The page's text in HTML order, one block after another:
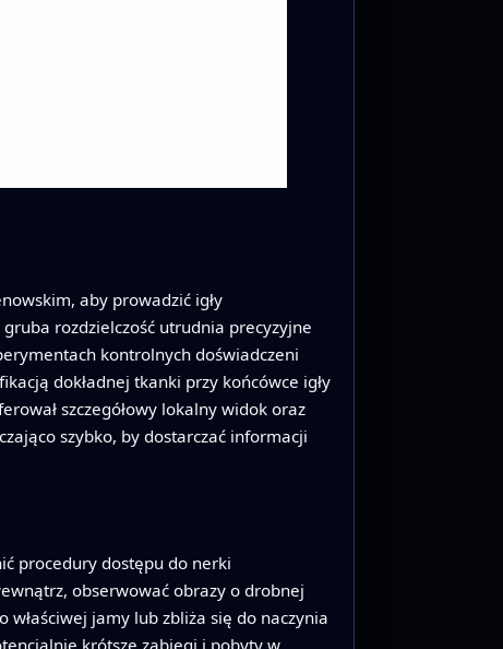
aby prowadzić igły
rozdzielczość utrudnia precyzyjne
kontrolnych doświadczeni
dokładnej tkanki przy końcówce igły
szczegółowy lokalny widok oraz
szybko, by dostarczać informacji
procedury dostępu do nerki
obserwować obrazy o drobnej
jamy lub zbliża się do naczynia
krótsze zabiegi i pobyty w